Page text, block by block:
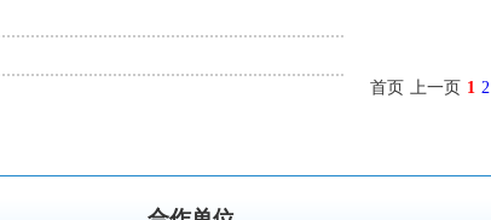
首页 上一页 1 2